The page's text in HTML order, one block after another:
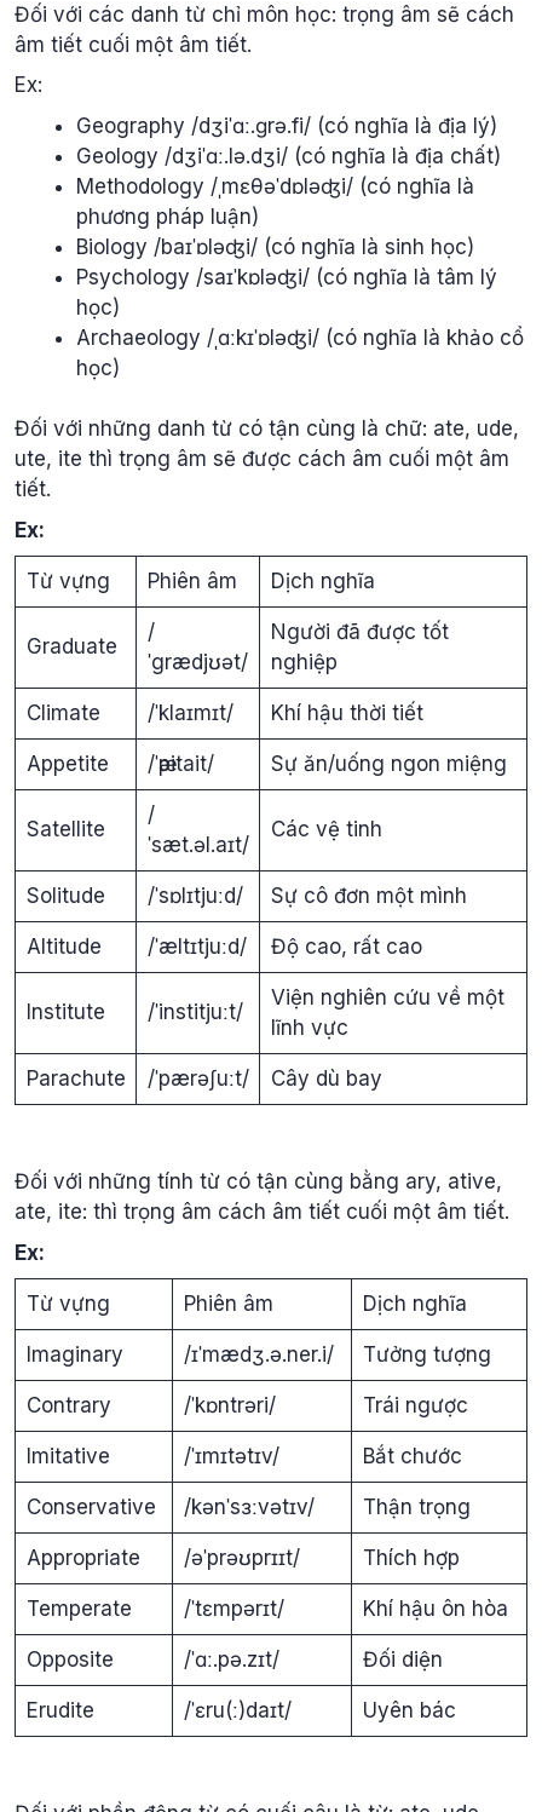
Đối với các danh từ chỉ môn học: trọng âm sẽ cách
âm tiết cuối một âm tiết.
Ex:
Geography /dʒiˈɑː.ɡrə.fi/ (có nghĩa là địa lý)
Geology /dʒiˈɑː.lə.dʒi/ (có nghĩa là địa chất)
Methodology /ˌmɛθəˈdɒləʤi/ (có nghĩa là
phương pháp luận)
Biology /baɪˈɒləʤi/ (có nghĩa là sinh học)
Psychology /saɪˈkɒləʤi/ (có nghĩa là tâm lý
học)
Archaeology /ˌɑːkɪˈɒləʤi/ (có nghĩa là khảo cổ
học)
Đối với những danh từ có tận cùng là chữ: ate, ude,
ute, ite thì trọng âm sẽ được cách âm cuối một âm
tiết.
Ex:
Từ vựng Phiên âm Dịch nghĩa
Graduate
/
ˈgrædjʊət/
Người đã được tốt
nghiệp
Climate /ˈklaɪmɪt/ Khí hậu thời tiết
Appetite /ˈӕpitait/ Sự ăn/uống ngon miệng
Satellite
/
ˈsæt.əl.aɪt/
Các vệ tinh
Solitude /ˈsɒlɪtjuːd/ Sự cô đơn một mình
Altitude /ˈæltɪtjuːd/ Độ cao, rất cao
Institute /ˈinstitjuːt/
Viện nghiên cứu về một
lĩnh vực
Parachute /ˈpærəʃuːt/ Cây dù bay
Đối với những tính từ có tận cùng bằng ary, ative,
ate, ite: thì trọng âm cách âm tiết cuối một âm tiết.
Ex:
Từ vựng Phiên âm Dịch nghĩa
Imaginary /ɪˈmædʒ.ə.ner.i/ Tưởng tượng
Contrary /ˈkɒntrəri/ Trái ngược
Imitative /ˈɪmɪtətɪv/ Bắt chước
Conservative /kənˈsɜːvətɪv/ Thận trọng
Appropriate /əˈprəʊprɪɪt/ Thích hợp
Temperate /ˈtɛmpərɪt/ Khí hậu ôn hòa
Opposite /ˈɑː.pə.zɪt/ Đối diện
Erudite /ˈɛru(ː)daɪt/ Uyên bác